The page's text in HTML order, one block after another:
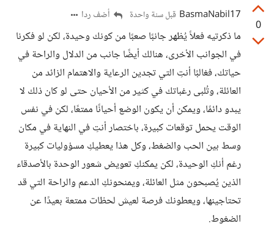
0
BasmaNabil17 قبل سنة واحدة أضف ردا
ما ذكرتيه فعلاً يُظهر جانبًا صعبًا من كونك وحيدة، لكن لو فكرنا
في الجوانب الأخرى، هنالك أيضًا جانب من الدلال والراحة في
حياتك، فغالبًا أنتِ التي تجدين الرعاية والاهتمام الزائد من
العائلة، وتُلبى رغباتك في كثير من الأحيان حتى لو كان ذلك لا
يبدو دائمًا، ويمكن أن يكون الوضع أحيانًا ممتعًا، لكن في نفس
الوقت يحمل توقعات كبيرة، باختصار أنتِ في النهاية في مكان
وسط بين الحب والضغط، وكل هذا يعطيكِ مسؤوليات كبيرة
رغم أنكِ الوحيدة، لكن يمكنكِ تعويض شعور الوحدة بالأصدقاء
الذين يُصبحون مثل العائلة، ويمنحونكِ الدعم والراحة التي قد
تحتاجينها، ويعطونك فرصة لعيش لحظات ممتعة بعيدًا عن
الضغوط.